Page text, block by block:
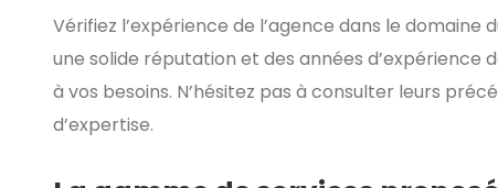
Vérifiez l’expérience de l’agence dans le domaine
une solide réputation et des années d’expérience
à vos besoins. N’hésitez pas à consulter leurs
d’expertise.